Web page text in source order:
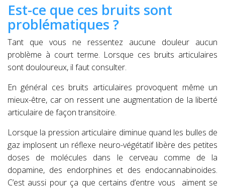
Est-ce que ces bruits sont
problématiques ?
Tant que vous ne ressentez aucune douleur aucun
problème à court terme. Lorsque ces bruits articulaires
sont douloureux, il faut consulter.
En général ces bruits articulaires provoquent même un
mieux-être, car on ressent une augmentation de la liberté
articulaire de façon transitoire.
Lorsque la pression articulaire diminue quand les bulles de
gaz implosent un réflexe neuro-végétatif libère des petites
doses de molécules dans le cerveau comme de la
dopamine, des endorphines et des endocannabinoides.
C’est aussi pour ça que certains d’entre vous
aiment se